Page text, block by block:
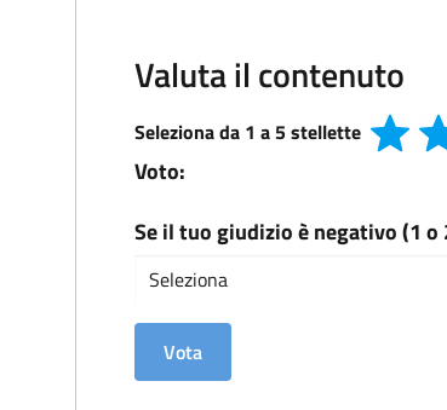
Valuta il contenuto
Seleziona da 1 a 5 stellette
Voto:
Se il tuo giudizio è negativo (1